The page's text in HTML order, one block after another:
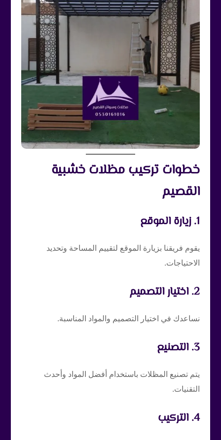
خطوات تركيب مظلات خشبية
القصيم
1. زيارة الموقع
يقوم فريقنا بزيارة الموقع لتقييم المساحة وتحديد
الاحتياجات.
2. اختيار التصميم
نساعدك في اختيار التصميم والمواد المناسبة.
3. التصنيع
يتم تصنيع المظلات باستخدام أفضل المواد وأحدث
التقنيات.
4. التركيب